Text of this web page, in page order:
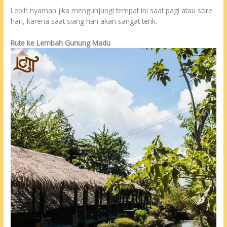
Lebih nyaman jika mengunjungi tempat ini saat pagi atau sore
hari, karena saat siang hari akan sangat terik.
Rute ke Lembah Gunung Madu